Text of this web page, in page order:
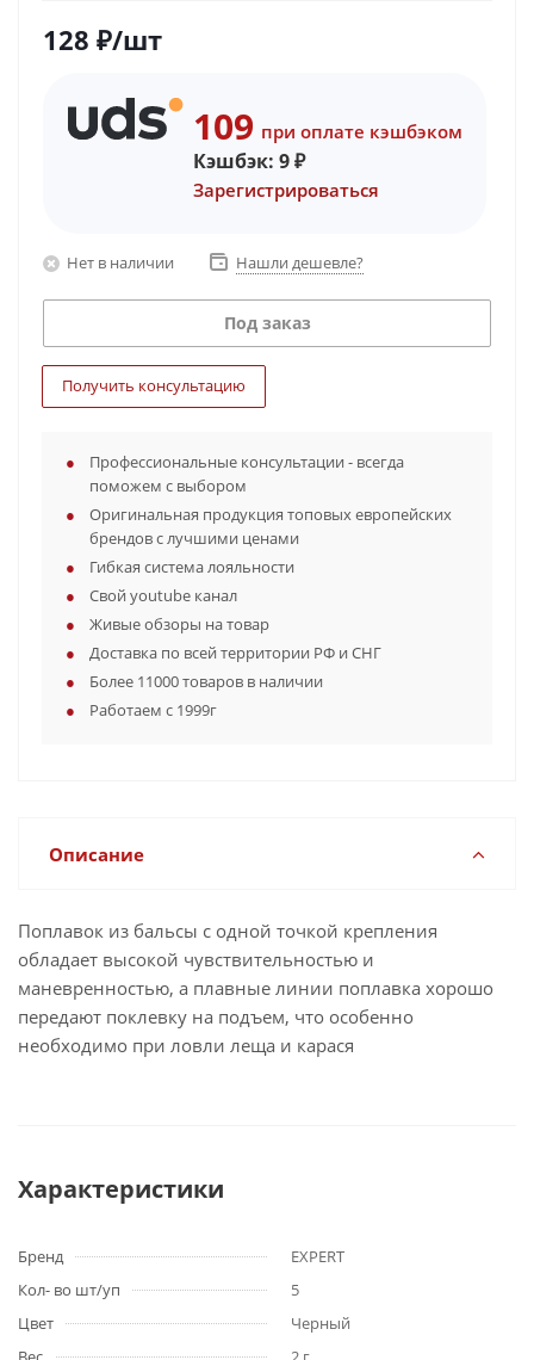
128 ₽/шт
109 при оплате кэшбэком
Кэшбэк: 9₽
Зарегистрироваться
Нет в наличии Нашли дешевле?
Под заказ
Получить консультацию
Профессиональные консультации - всегда
поможем с выбором
Оригинальная продукция топовых европейских
брендов с лучшими ценами
Гибкая система лояльности
Свой youtube канал
Живые обзоры на товар
Доставка по всей территории РФ и СНГ
Более 11000 товаров в наличии
Работаем с 1999г
Описание
Поплавок из бальсы с одной точкой крепления
обладает высокой чувствительностью и
маневренностью, а плавные линии поплавка хорошо
передают поклевку на подъем, что особенно
необходимо при ловли леща и карася
Характеристики
Бренд
EXPERT
Кол- во шт/уп
5
Цвет
Черный